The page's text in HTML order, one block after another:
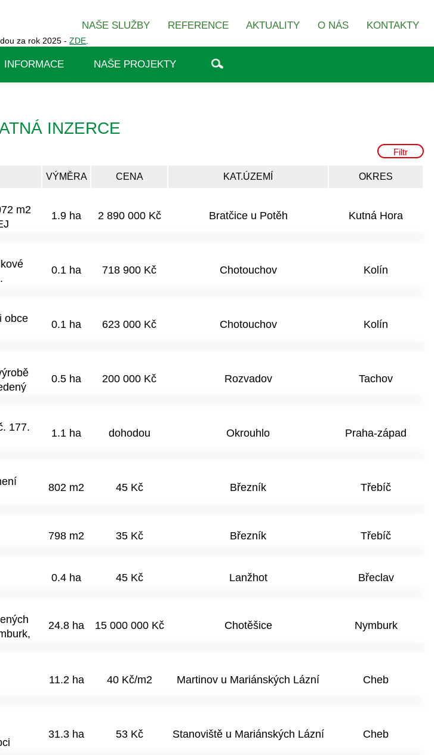
NAŠE SLUŽBY REFERENCE AKTUALITY O NÁS KONTAKTY
za rok 2025 -ZDE
INFORMACE NAŠE PROJEKTY
INZERCE
Filtr
VÝMĚRA CENA KAT.ÚZEMÍ OKRES
m2
1.9 ha 2 890 000 Kč Bratčice u Potěh Kutná Hora
0.1 ha 718 900 Kč Chotouchov Kolín
obce
0.1 ha 623 000 Kč Chotouchov Kolín
jen
0.5 ha 200 000 Kč Rozvadov Tachov
177.
1.1 ha dohodou Okrouhlo Praha-západ
802 m2 45 Kč Březník Třebíč
798 m2 35 Kč Březník Třebíč
0.4 ha 45 Kč Lanžhot Břeclav
v
24.8 ha 15 000 000 Kč Chotěšice Nymburk
11.2 ha 40 Kč/m2 Martinov u Mariánských Lázní Cheb
31.3 ha 53 Kč Stanoviště u Mariánských Lázní Cheb